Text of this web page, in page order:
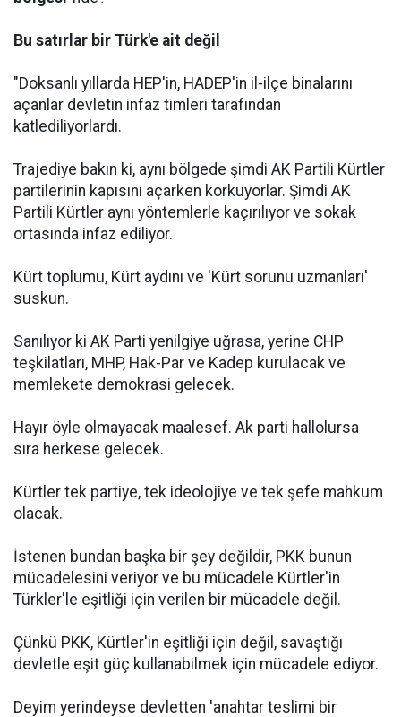
Bu satırlar bir Türk'e ait değil
"Doksanlı yıllarda HEP'in, HADEP'in il-ilçe binalarını
açanlar devletin infaz timleri tarafından
katlediliyorlardı.
Trajediye bakın ki, aynı bölgede şimdi AK Partili Kürtler
partilerinin kapısını açarken korkuyorlar. Şimdi AK
Partili Kürtler aynı yöntemlerle kaçırılıyor ve sokak
ortasında infaz ediliyor.
Kürt toplumu, Kürt aydını ve 'Kürt sorunu uzmanları'
suskun.
Sanılıyor ki AK Parti yenilgiye uğrasa, yerine CHP
teşkilatları, MHP, Hak-Par ve Kadep kurulacak ve
memlekete demokrasi gelecek.
Hayır öyle olmayacak maalesef. Ak parti hallolursa
sıra herkese gelecek.
Kürtler tek partiye, tek ideolojiye ve tek şefe mahkum
olacak.
İstenen bundan başka bir şey değildir, PKK bunun
mücadelesini veriyor ve bu mücadele Kürtler'in
Türkler'le eşitliği için verilen bir mücadele değil.
Çünkü PKK, Kürtler'in eşitliği için değil, savaştığı
devletle eşit güç kullanabilmek için mücadele ediyor.
Deyim yerindeyse devletten 'anahtar teslimi bir